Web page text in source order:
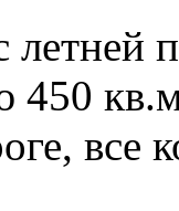
летней